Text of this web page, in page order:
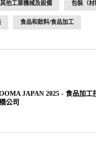
其他工業機械及設備 包裝（材
食品和飲料/食品加工
JAPAN 2025 - 食品加
公司